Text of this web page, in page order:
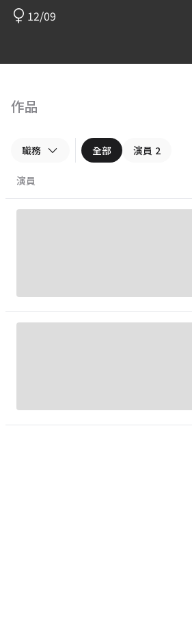
12/09
作品
職務 全部 演員 2
演員